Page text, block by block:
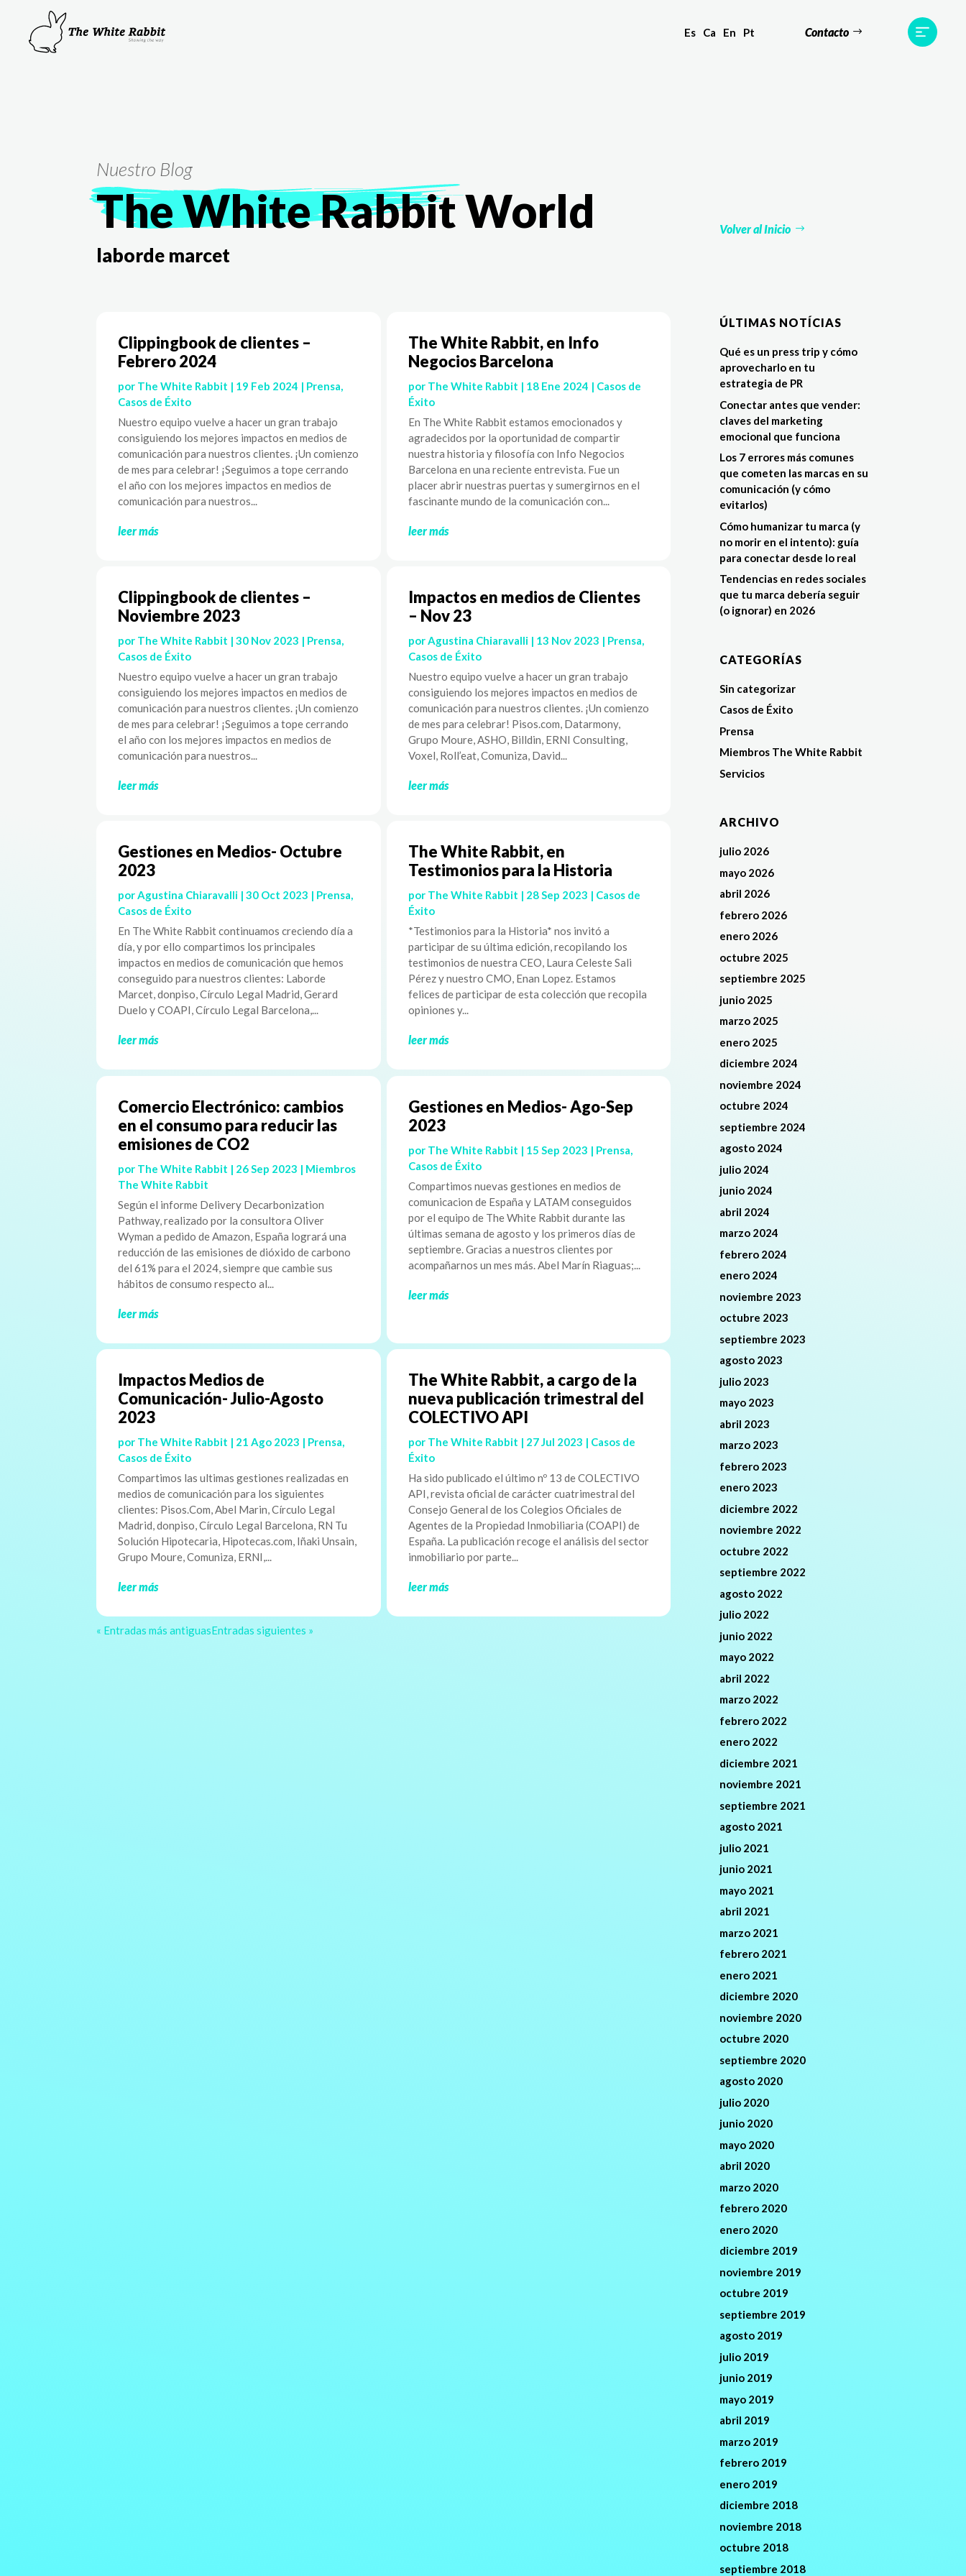
Es Ca En Pt Contacto
Nuestro Blog
The White RabbitWorld
laborde marcet
Volver al Inicio
Clippingbook de clientes –
Febrero 2024
por The White Rabbit | 19 Feb 2024 | Prensa,
Casos de Éxito
Nuestro equipo vuelve a hacer un gran trabajo
consiguiendo los mejores impactos en medios de
comunicación para nuestros clientes. ¡Un comienzo
de mes para celebrar! ¡Seguimos a tope cerrando
el año con los mejores impactos en medios de
comunicación para nuestros...
leer más
The White Rabbit, en Info
Negocios Barcelona
por The White Rabbit | 18 Ene 2024 | Casos de
Éxito
En The White Rabbit estamos emocionados y
agradecidos por la oportunidad de compartir
nuestra historia y filosofía con Info Negocios
Barcelona en una reciente entrevista. Fue un
placer abrir nuestras puertas y sumergirnos en el
fascinante mundo de la comunicación con...
leer más
Clippingbook de clientes –
Noviembre 2023
por The White Rabbit |30 Nov 2023 | Prensa,
Casos de Éxito
Nuestro equipo vuelve a hacer un gran trabajo
consiguiendo los mejores impactos en medios de
comunicación para nuestros clientes. ¡Un comienzo
de mes para celebrar! ¡Seguimos a tope cerrando
el año con los mejores impactos en medios de
comunicación para nuestros...
leer más
Impactos en medios de Clientes
– Nov 23
porAgustina Chiaravalli| 13 Nov 2023 | Prensa,
Casos de Éxito
Nuestro equipo vuelve a hacer un gran trabajo
consiguiendo los mejores impactos en medios de
comunicación para nuestros clientes. ¡Un comienzo
de mes para celebrar! Pisos.com, Datarmony,
Grupo Moure, ASHO, Billdin, ERNI Consulting,
Voxel, Roll’eat, Comuniza, David...
leer más
Gestiones en Medios- Octubre
2023
porAgustina Chiaravalli |30 Oct 2023 | Prensa,
Casos de Éxito
En The White Rabbit continuamos creciendo día a
día, y por ello compartimos los principales
impactos en medios de comunicación que hemos
conseguido para nuestros clientes: Laborde
Marcet, donpiso, Círculo Legal Madrid, Gerard
Duelo y COAPI, Círculo Legal Barcelona,...
leer más
The White Rabbit, en
Testimonios para la Historia
por The White Rabbit | 28 Sep 2023 | Casos de
Éxito
*Testimonios para la Historia* nos invitó a
participar de su última edición, recopilando los
testimonios de nuestra CEO, Laura Celeste Sali
Pérez y nuestro CMO, Enan Lopez. Estamos
felices de participar de esta colección que recopila
opiniones y...
leer más
Comercio Electrónico: cambios
en el consumo para reducir las
emisiones de CO2
por The White Rabbit | 26 Sep 2023 | Miembros
The White Rabbit
Según el informe Delivery Decarbonization
Pathway, realizado por la consultora Oliver
Wyman a pedido de Amazon, España logrará una
reducción de las emisiones de dióxido de carbono
del 61% para el 2024, siempre que cambie sus
hábitos de consumo respecto al...
leer más
Gestiones en Medios- Ago-Sep
2023
por The White Rabbit | 15 Sep 2023 | Prensa
Casos de Éxito
Compartimos nuevas gestiones en medios de
comunicacion de España y LATAM conseguidos
por el equipo de The White Rabbit durante las
últimas semana de agosto y los primeros días de
septiembre. Gracias a nuestros clientes por
acompañarnos un mes más. Abel Marín Riaguas;...
leer más
Impactos Medios de
Comunicación- Julio-Agosto
2023
por The White Rabbit | 21 Ago 2023 | Prensa
Casos de Éxito
Compartimos las ultimas gestiones realizadas en
medios de comunicación para los siguientes
clientes: Pisos.Com, Abel Marin, Círculo Legal
Madrid, donpiso, Círculo Legal Barcelona, RN Tu
Solución Hipotecaria, Hipotecas.com, Iñaki Unsain,
Grupo Moure, Comuniza, ERNI,...
leer más
The White Rabbit, a cargo de la
nueva publicación trimestral del
COLECTIVO API
por The White Rabbit | 27 Jul 2023 | Casos de
Éxito
Ha sido publicado el último nº 13 de COLECTIVO
API, revista oficial de carácter cuatrimestral del
Consejo General de los Colegios Oficiales de
Agentes de la Propiedad Inmobiliaria (COAPI) de
España. La publicación recoge el análisis del sector
inmobiliario por parte...
leer más
« Entradas más antiguasEntradas siguientes »
ÚLTIMAS NOTÍCIAS
Qué es un press trip y cómo
aprovecharlo en tu
estrategia de PR
Conectar antes que vender:
claves del marketing
emocional que funciona
Los 7 errores más comunes
que cometen las marcas en su
comunicación (y cómo
evitarlos)
Cómo humanizar tu marca (y
no morir en el intento): guía
para conectar desde lo real
Tendencias en redes sociales
que tu marca debería seguir
(o ignorar) en 2026
CATEGORÍAS
Sin categorizar
Casos de Éxito
Prensa
Miembros The White Rabbit
Servicios
ARCHIVO
julio 2026
mayo 2026
abril 2026
febrero 2026
enero 2026
octubre 2025
septiembre 2025
junio 2025
marzo 2025
enero 2025
diciembre 2024
noviembre 2024
octubre 2024
septiembre 2024
agosto 2024
julio 2024
junio 2024
abril 2024
marzo 2024
febrero 2024
enero 2024
noviembre 2023
octubre 2023
septiembre 2023
agosto 2023
julio 2023
mayo 2023
abril 2023
marzo 2023
febrero 2023
enero 2023
diciembre 2022
noviembre 2022
octubre 2022
septiembre 2022
agosto 2022
julio 2022
junio 2022
mayo 2022
abril 2022
marzo 2022
febrero 2022
enero 2022
diciembre 2021
noviembre 2021
septiembre 2021
agosto 2021
julio 2021
junio 2021
mayo 2021
abril 2021
marzo 2021
febrero 2021
enero 2021
diciembre 2020
noviembre 2020
octubre 2020
septiembre 2020
agosto 2020
julio 2020
junio 2020
mayo 2020
abril 2020
marzo 2020
febrero 2020
enero 2020
diciembre 2019
noviembre 2019
octubre 2019
septiembre 2019
agosto 2019
julio 2019
junio 2019
mayo 2019
abril 2019
marzo 2019
febrero 2019
enero 2019
diciembre 2018
noviembre 2018
octubre 2018
septiembre 2018